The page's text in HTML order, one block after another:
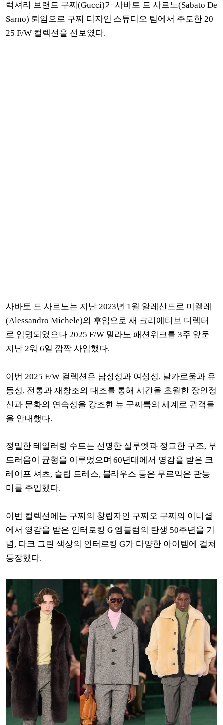
럭셔리 브랜드 구찌(Gucci)가 사바토 드 사르노(Sabato De
Sarno) 퇴임으로 구찌 디자인 스튜디오 팀에서 주도한 20
25 F/W 컬렉션을 선보였다.
사바토 드 사르노는 지난 2023년 1월 알레산드로 미켈레
(Alessandro Michele)의 후임으로 새 크리에티브 디렉터
로 임명되었으나 2025 F/W 밀라노 패션위크를 3주 앞둔
지난 2워 6일 깜짝 사임했다.
이번 2025 F/W 컬렉션은 남성성과 여성성, 날카로움과 유
동성, 전통과 재창조의 대조를 통해 시간을 초월한 장인정
신과 문화의 연속성을 강조한 뉴 구찌룩의 세계로 관객들
을 안내했다.
정밀한 테일러링 수트는 선명한 실루엣과 정교한 구조, 부
드러움이 균형을 이루었으며 60년대에서 영감을 받은 크
레이프 셔츠, 슬립 드레스, 블라우스 등은 무르익은 관능
미를 주입했다.
이번 컬렉션에는 구찌의 창립자인 구찌오 구찌의 이니셜
에서 영감을 받은 인터로킹 G 엠블럼의 탄생 50주년을 기
념, 다크 그린 색상의 인터로킹 G가 다양한 아이템에 걸쳐
등장했다.